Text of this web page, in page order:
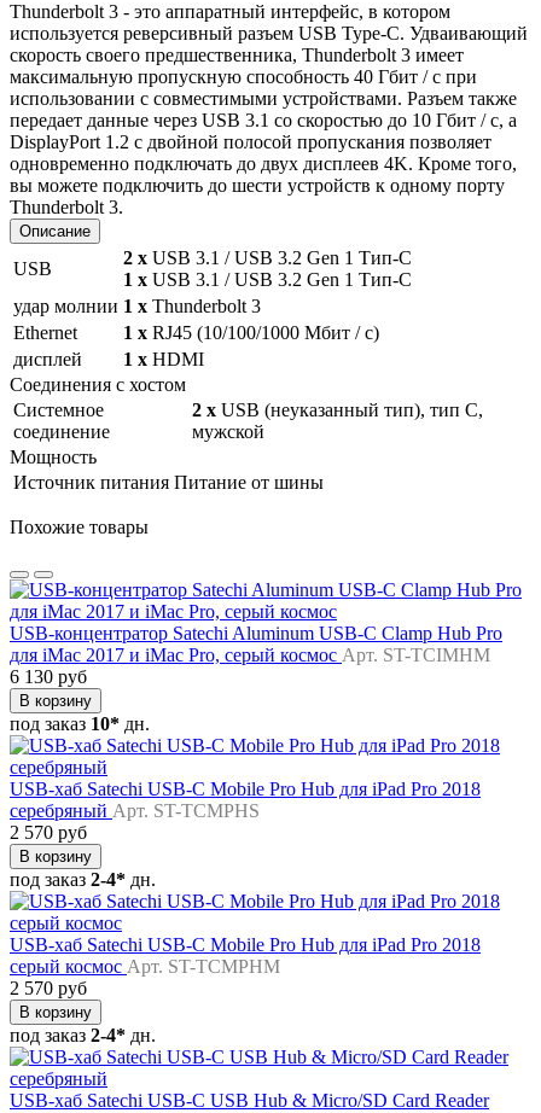
Thunderbolt 3 - это аппаратный интерфейс, в котором
используется реверсивный разъем USB Type-C. Удваивающий
скорость своего предшественника, Thunderbolt 3 имеет
максимальную пропускную способность 40 Гбит / с при
использовании с совместимыми устройствами. Разъем также
передает данные через USB 3.1 со скоростью до 10 Гбит / с, а
DisplayPort 1.2 с двойной полосой пропускания позволяет
одновременно подключать до двух дисплеев 4K. Кроме того,
вы можете подключить до шести устройств к одному порту
Thunderbolt 3.
Описание
USB
2 x USB 3.1 / USB 3.2 Gen 1 Тип-C
1 x USB 3.1 / USB 3.2 Gen 1 Тип-C
удар молнии 1 х Thunderbolt 3
Ethernet
1 х RJ45 (10/100/1000 Мбит / с)
дисплей
1 х HDMI
Соединения с хостом
Системное
соединение
2 х USB (неуказанный тип), тип C,
мужской
Мощность
Источник питания Питание от шины
Похожие товары
USB-концентратор Satechi Aluminum USB-C Clamp Hub Pro
для iMac 2017 и iMac Pro, серый космос Арт. ST-TCIMHM
6 130 руб
В корзину
под заказ 10* дн.
USB-хаб Satechi USB-C Mobile Pro Hub для iPad Pro 2018
серебряный Арт. ST-TCMPHS
2 570 руб
В корзину
под заказ 2-4* дн.
USB-хаб Satechi USB-C Mobile Pro Hub для iPad Pro 2018
серый космос Арт. ST-TCMPHM
2 570 руб
В корзину
под заказ 2-4* дн.
USB-хаб Satechi USB-C USB Hub & Micro/SD Card Reader